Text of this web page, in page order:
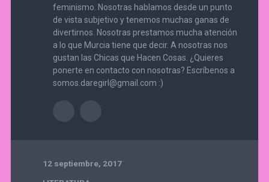
feminismo. Nosotras hablamos desde un punto
de vista subjetivo y tenemos muchas ganas de
divertirnos. Nosotras prestamos mucha atención
a lo que Murcia tiene que decir. A nosotras nos
gustan las Chicas que Hacen Cosas. ¿Quieres
ponerte en contacto con nosotras? Escríbenos a
somos.daregirl@gmail.com :)
12 septiembre, 2017